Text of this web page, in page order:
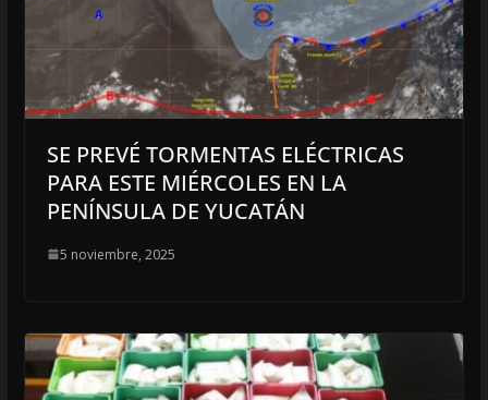
SE PREVÉ TORMENTAS ELÉCTRICAS
PARA ESTE MIÉRCOLES EN LA
PENÍNSULA DE YUCATÁN
5 noviembre, 2025